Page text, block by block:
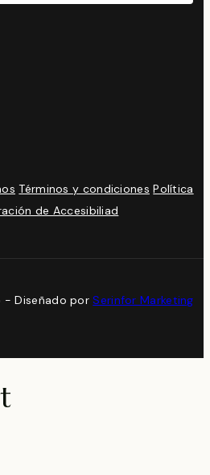
Términos y condiciones Política
de Accesibiliad
- Diseñado porSerinfor Marketing